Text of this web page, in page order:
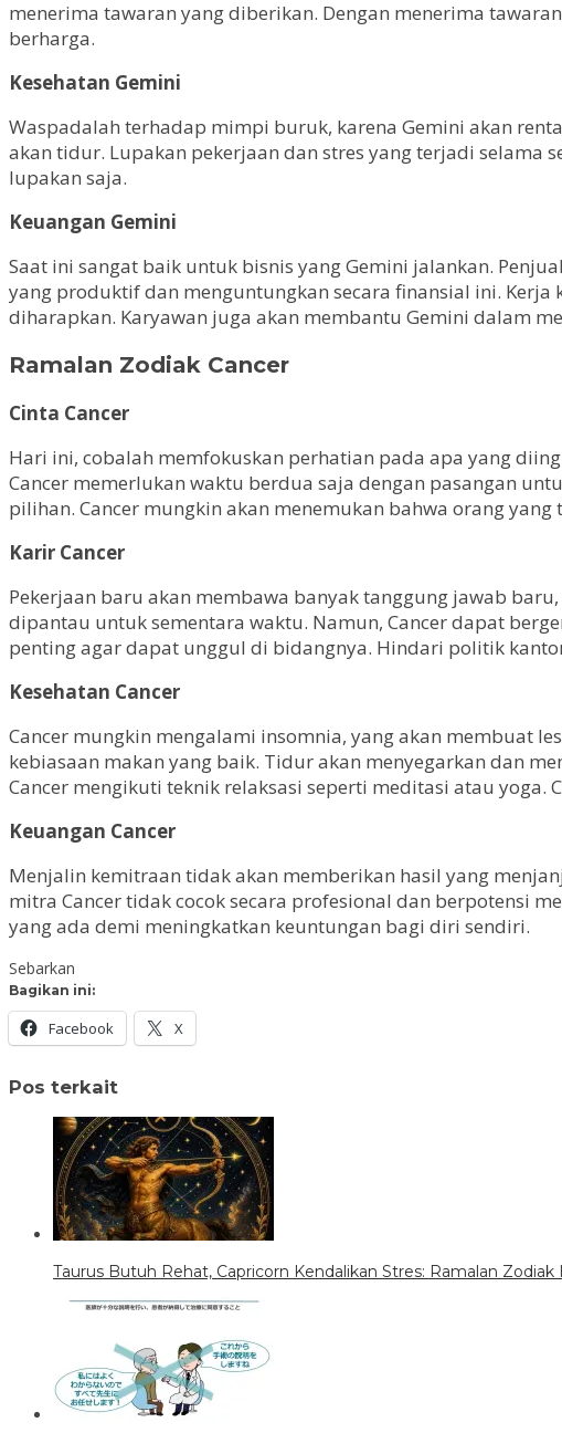
menerima tawaran yang diberikan. Dengan menerima
berharga.
Kesehatan Gemini
Waspadalah terhadap mimpi buruk, karena Gemini akan
akan tidur. Lupakan pekerjaan dan stres yang terjadi
lupakan saja.
Keuangan Gemini
Saat ini sangat baik untuk bisnis yang Gemini jalankan.
yang produktif dan menguntungkan secara finansial ini.
diharapkan. Karyawan juga akan membantu Gemini dalam
Ramalan Zodiak Cancer
Cinta Cancer
Hari ini, cobalah memfokuskan perhatian pada apa yang
Cancer memerlukan waktu berdua saja dengan pasangan
pilihan. Cancer mungkin akan menemukan bahwa orang
Karir Cancer
Pekerjaan baru akan membawa banyak tanggung jawab
dipantau untuk sementara waktu. Namun, Cancer dapat
penting agar dapat unggul di bidangnya. Hindari politik
Kesehatan Cancer
Cancer mungkin mengalami insomnia, yang akan membuat
kebiasaan makan yang baik. Tidur akan menyegarkan dan
Cancer mengikuti teknik relaksasi seperti meditasi atau
Keuangan Cancer
Menjalin kemitraan tidak akan memberikan hasil yang
mitra Cancer tidak cocok secara profesional dan berpotensi
yang ada demi meningkatkan keuntungan bagi diri sendiri.
Sebarkan
Bagikan ini:
Facebook X
Pos terkait
Taurus Butuh Rehat, Capricorn Kendalikan Stres: Ramalan Zodiak